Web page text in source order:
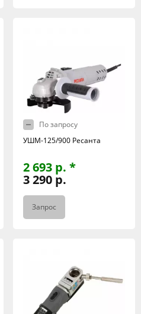
По запросу
УШМ-125/900 Ресанта
2 693 р. *
3 290 р.
Запрос